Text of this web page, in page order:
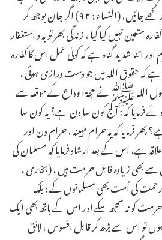
ہے، کہ مسلسل دوماہ روزے رکھے جائیں، (النساء : ۹۲) اگر جان بوجھ کر
متعین نہیں کیا گیا ، زندگی بھر توبہ و استغفار
اور اتنا شدید گناہ ہے کہ کوئی عمل اس کا کفارہ
ہے کہ حقوق اللہ میں جو دست درازی ہوئی ،
اللہ ﷺنے حجۃ الوداع کے موقعہ سے
کہ : آج کون سا دن ہے؟ یہ کون سا
پھر فرمایا کہ یہ حرام مہینہ ، حرام دن اور
ہے، اس کے بعد ارشاد فرمایا کہ مسلمان کی
بھی زیادہ قابل حرمت ہیں ، (بخاری ،
پیغمبر رحمت کی اُمت بھی مسلمانوں کے ؛ بلکہ
کو نہ سمجھ سکے اور اس کے ہاتھ بھی ایک
اس سے بڑھ کر قابل افسوس ، لائق